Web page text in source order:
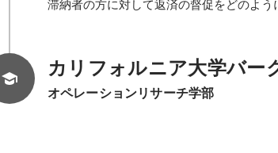
滞納者の方に対して返済の督促をどのよう
カリフォルニア大学バー
オペレーションリサーチ学部